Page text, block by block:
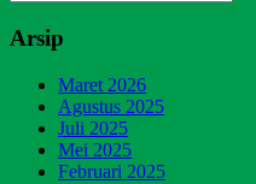
Arsip
Maret 2026
Agustus 2025
Juli 2025
Mei 2025
Februari 2025